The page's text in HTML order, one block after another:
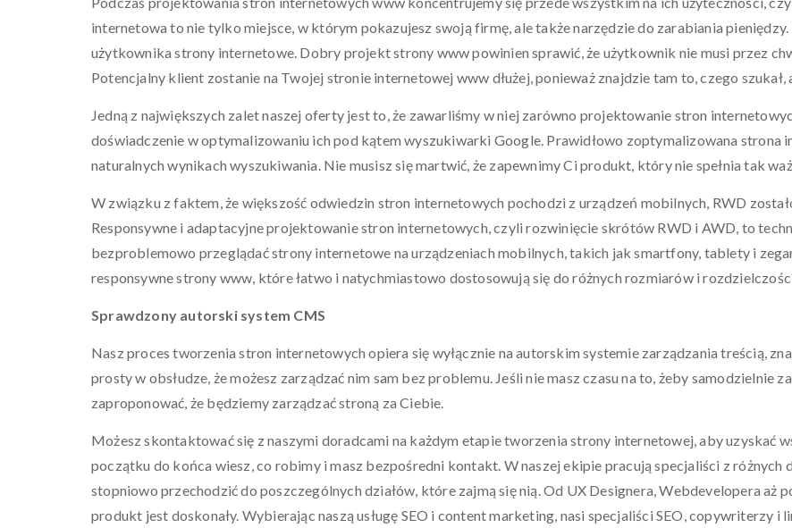
internetowa to nie tylko miejsce, w którym pokazujesz swoją firmę, ale także narzędzie do zarabiania
użytkownika strony internetowe. Dobry projekt strony www powinien sprawić, że użytkownik nie musi przez
Potencjalny klient zostanie na Twojej stronie internetowej www dłużej, ponieważ znajdzie tam to, czego
Jedną z największych zalet naszej oferty jest to, że zawarliśmy w niej zarówno projektowanie stron
doświadczenie w optymalizowaniu ich pod kątem wyszukiwarki Google. Prawidłowo zoptymalizowana strona
naturalnych wynikach wyszukiwania. Nie musisz się martwić, że zapewnimy Ci produkt, który nie spełnia tak
W związku z faktem, że większość odwiedzin stron internetowych pochodzi z urządzeń mobilnych, RWD
Responsywne i adaptacyjne projektowanie stron internetowych, czyli rozwinięcie skrótów RWD i AWD, to
bezproblemowo przeglądać strony internetowe na urządzeniach mobilnych, takich jak smartfony, tablety i
responsywne strony www, które łatwo i natychmiastowo dostosowują się do różnych rozmiarów i
Sprawdzony autorski system CMS
Nasz proces tworzenia stron internetowych opiera się wyłącznie na autorskim systemie zarządzania treścią,
prosty w obsłudze, że możesz zarządzać nim sam bez problemu. Jeśli nie masz czasu na to, żeby samodzielnie
zaproponować, że będziemy zarządzać stroną za Ciebie.
Możesz skontaktować się z naszymi doradcami na każdym etapie tworzenia strony internetowej, aby uzyskać
początku do końca wiesz, co robimy i masz bezpośredni kontakt. W naszej ekipie pracują specjaliści z
stopniowo przechodzić do poszczególnych działów, które zajmą się nią. Od UX Designera, Webdevelopera aż
produkt jest doskonały. Wybierając naszą usługę SEO i content marketing, nasi specjaliści SEO, copywriterzy